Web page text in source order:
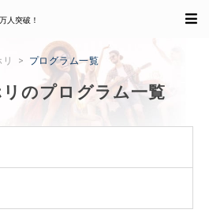
人突破！
プログラム一覧
のプログラム一覧